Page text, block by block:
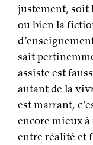
justement, soit
ou bien la
sait
assiste est
autant de la
est marrant,
encore mieux
entre réalité et